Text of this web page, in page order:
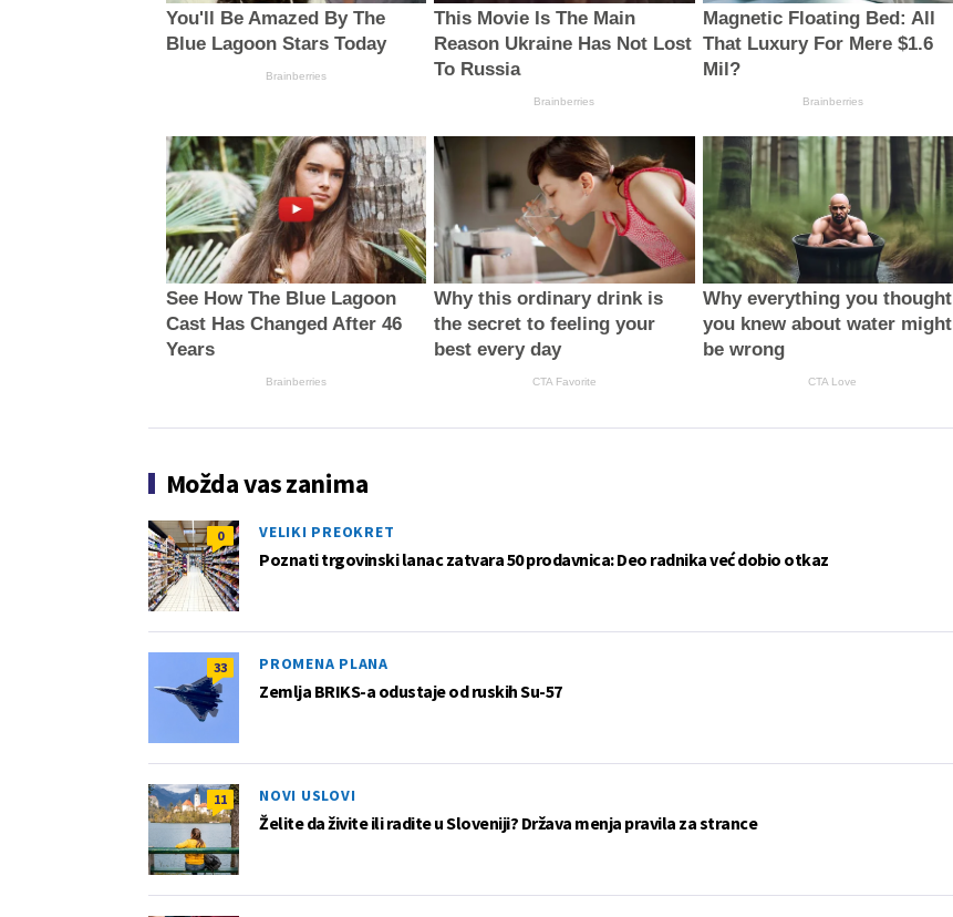
You'll Be Amazed By The
Blue Lagoon Stars Today
Brainberries
This Movie Is The Main
Reason Ukraine Has Not Lost
To Russia
Brainberries
Magnetic Floating Bed: All
That Luxury For Mere $1.6
Mil?
Brainberries
See How The Blue Lagoon
Cast Has Changed After 46
Years
Brainberries
Why this ordinary drink is
the secret to feeling your
best every day
CTA Favorite
Why everything you thought
you knew about water might
be wrong
CTA Love
Možda vas zanima
0 VELIKI PREOKRET
Poznati trgovinski lanac zatvara 50 prodavnica: Deo radnika već dobio otkaz
33 PROMENA PLANA
Zemlja BRIKS-a odustaje od ruskih Su-57
11 NOVI USLOVI
Želite da živite ili radite u Sloveniji? Država menja pravila za strance